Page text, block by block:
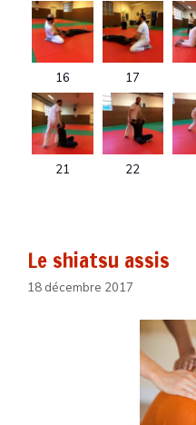
16 17
21 22
Le shiatsu assis
18 décembre 2017